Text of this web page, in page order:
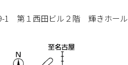
1 第１西田ビル２階 輝きホール